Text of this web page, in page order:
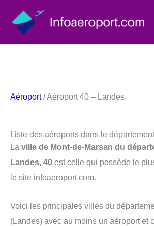
Aéroport/ Aéroport 40 – Landes
Liste des aéroports dans le
La ville de Mont-de-Marsan du
Landes, 40 est celle qui possède le
le site infoaeroport.com.
Voici les principales villes du
(Landes) avec au moins un aéroport et